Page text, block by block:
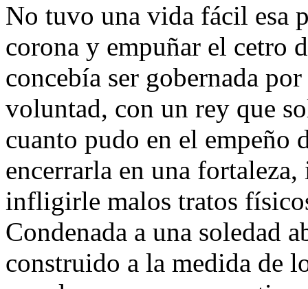
No tuvo una vida fácil esa
corona y empuñar el cetro
concebía ser gobernada
voluntad, con un rey que
cuanto pudo en el empeño
encerrarla en una
infligirle malos tratos
Condenada a una soledad
construido a la medida de